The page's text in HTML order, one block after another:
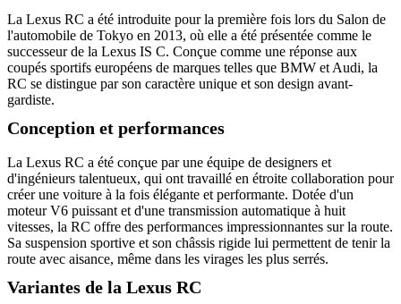
La Lexus RC a été introduite pour la première fois lors du Salon de
l'automobile de Tokyo en 2013, où elle a été présentée comme le
successeur de la Lexus IS C. Conçue comme une réponse aux
coupés sportifs européens de marques telles que BMW et Audi, la
RC se distingue par son caractère unique et son design avant-
gardiste.
Conception et performances
La Lexus RC a été conçue par une équipe de designers et
d'ingénieurs talentueux, qui ont travaillé en étroite collaboration pour
créer une voiture à la fois élégante et performante. Dotée d'un
moteur V6 puissant et d'une transmission automatique à huit
vitesses, la RC offre des performances impressionnantes sur la route.
Sa suspension sportive et son châssis rigide lui permettent de tenir la
route avec aisance, même dans les virages les plus serrés.
Variantes de la Lexus RC